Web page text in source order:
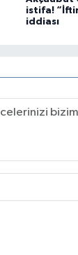
istifa!
iddiası